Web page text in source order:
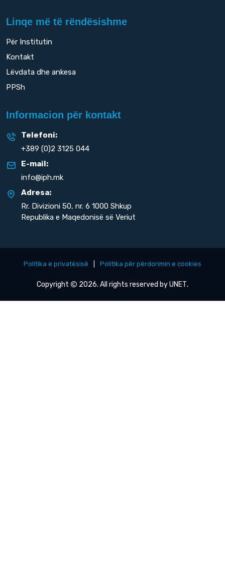
Linqe më të rëndësishme
Për Institutin
Kontakt
Lëvdata dhe ankesa
PPSh
Informacion për kontakt
Telefoni:
+389 (0)2 3125 044
E-mail:
info@iph.mk
Adresa:
Rr. Divizioni 50, nr. 6 1000 Shkup
Republika e Maqedonisë së Veriut
Politika e privatësisë Politika për përdorimin e cookies
Copyright 2026. All rights reserved byUNET.